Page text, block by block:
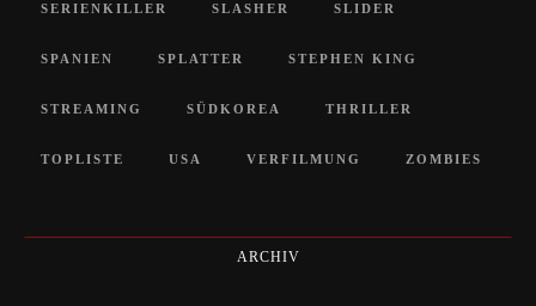
SERIENKILLER SLASHER SLIDER
SPANIEN SPLATTER STEPHEN KING
STREAMING SÜDKOREA THRILLER
TOPLISTE USA VERFILMUNG ZOMBIES
ARCHIV